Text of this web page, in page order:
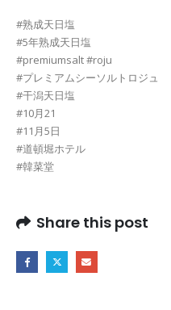
#熟成天日塩
#5年熟成天日塩
#premiumsalt #roju
#プレミアムシーソルトロジュ
#干潟天日塩
#10月21
#11月5日
#道頓堀ホテル
#韓菜堂
Share this post